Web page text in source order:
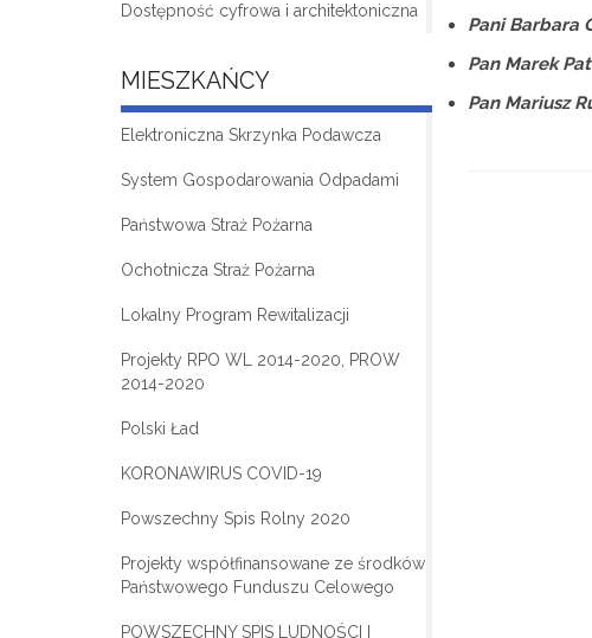
Dostępność cyfrowa i architektoniczna
MIESZKAŃCY
Elektroniczna Skrzynka Podawcza
System Gospodarowania Odpadami
Państwowa Straż Pożarna
Ochotnicza Straż Pożarna
Lokalny Program Rewitalizacji
Projekty RPO WL 2014-2020, PROW
2014-2020
Polski Ład
KORONAWIRUS COVID-19
Powszechny Spis Rolny 2020
Projekty współfinansowane ze środków
Państwowego Funduszu Celowego
POWSZECHNY SPIS LUDNOŚCI I
Pani Barbara
Pan Marek
Pan Mariusz